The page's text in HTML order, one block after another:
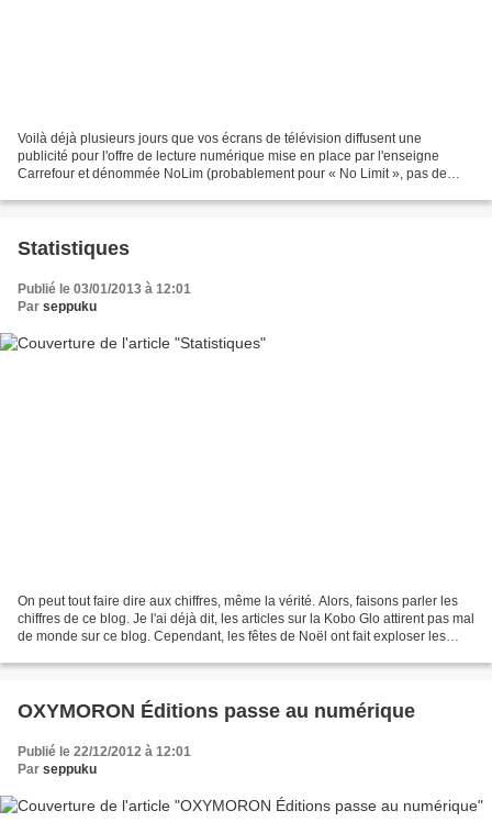
Voilà déjà plusieurs jours que vos écrans de télévision diffusent une
publicité pour l'offre de lecture numérique mise en place par l'enseigne
Carrefour et dénommée NoLim (probablement pour « No Limit », pas de
Statistiques
Publié le 03/01/2013 à 12:01
Par seppuku
On peut tout faire dire aux chiffres, même la vérité. Alors, faisons parler les
chiffres de ce blog. Je l'ai déjà dit, les articles sur la Kobo Glo attirent pas mal
de monde sur ce blog. Cependant, les fêtes de Noël ont fait exploser les
OXYMORON Éditions passe au numérique
Publié le 22/12/2012 à 12:01
Par seppuku